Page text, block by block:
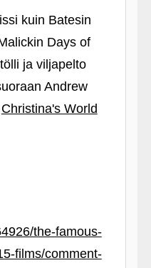
kuin Batesin
Days of
ja viljapelto
Andrew
Christina's World
the-famous-
films/comment-